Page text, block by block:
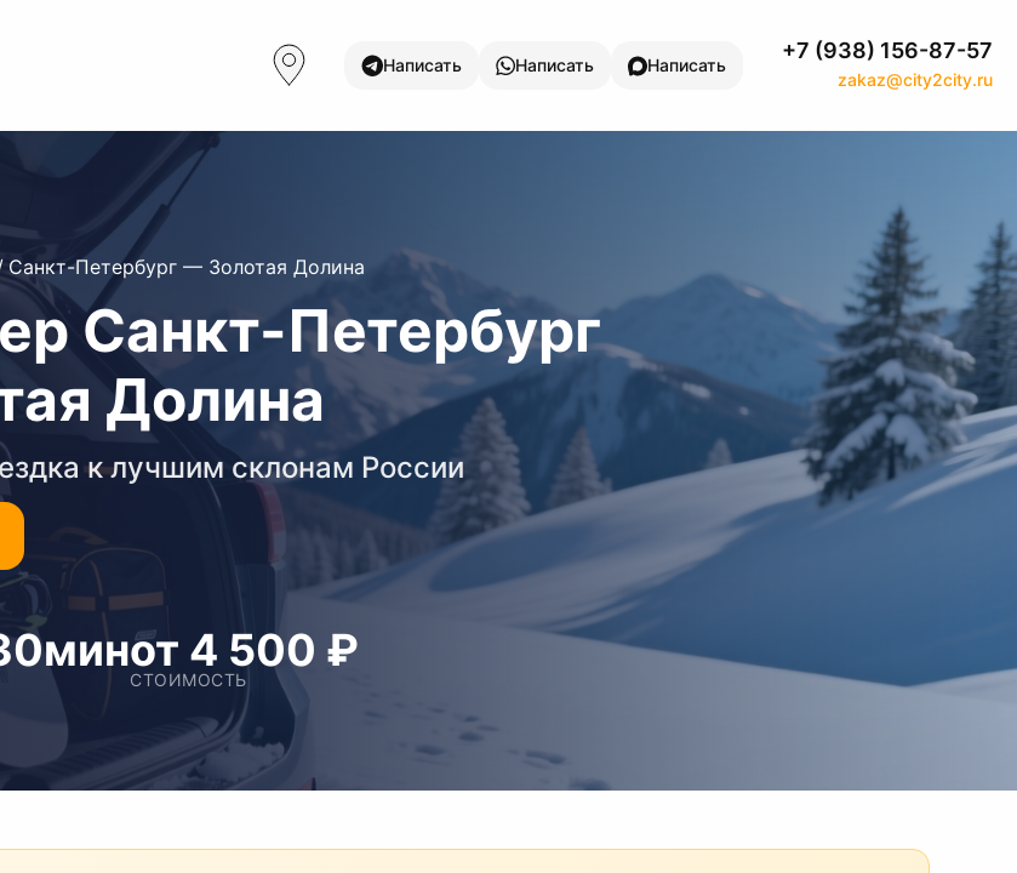
Написать Написать Написать
+7 (938) 156-87-57
zakaz@city2city.ru
Санкт-Петербург — Золотая Долина
Санкт-Петербург
Долина
к лучшим склонам России
от 4 500 ₽
СТОИМОСТЬ